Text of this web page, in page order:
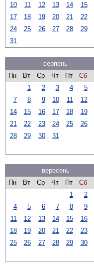
10
11 12 13 14 15
17
18 19 20 21 22
24
25 26 27 28 29
31
серпень
Пн
Вт Ср Чт Пт Сб
1
2 3 4 5
7
8 9 10 11 12
14
15 16 17 18 19
21
22 23 24 25 26
28
29 30 31
вересень
Пн
Вт Ср Чт Пт Сб
1
2
4
5 6 7 8 9
11
12 13 14 15 16
18
19 20 21 22 23
25
26 27 28 29 30